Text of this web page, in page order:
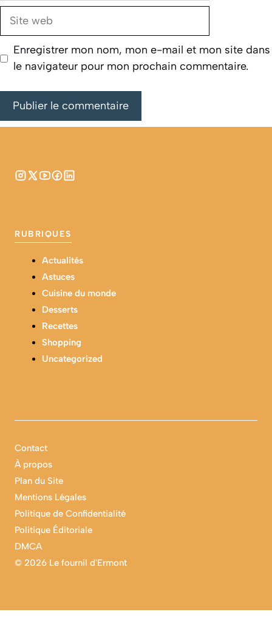
Site
Enregistrer mon nom, mon e-mail et mon site dans
le navigateur pour mon prochain commentaire.
RUBRIQUES
Actualités
Astuces
Cuisine du monde
Desserts
Recettes
Shopping
Uncategorized
© 2026 Le fournil d'Ermont
Contact
À propos
Plan du Site
Mentions Légales
Politique de Confidentialité
Politique Éditoriale
DMCA